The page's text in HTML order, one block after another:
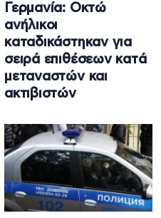
Γερμανία: Οκτώ
ανήλικοι
καταδικάστηκαν για
σειρά επιθέσεων κατά
μεταναστών και
ακτιβιστών